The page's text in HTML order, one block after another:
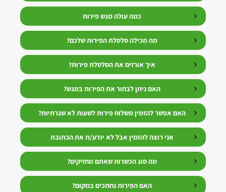
כמה עולה מגש פירות
מה מכילה סלסלת הפירות שלכם?
איך אורזים את הסלסלת פירות?
האם ניתן לבחור את הפירות במגש?
האם אפשר להזמין משלוח פירות לשעות לא שגרתיות?
אני רוצה להזמין אבל לא יודע/ת את הכתובת
מה סוג הכשרות שאתם מחזיקים?
האם הפירות נחתכים במקום?